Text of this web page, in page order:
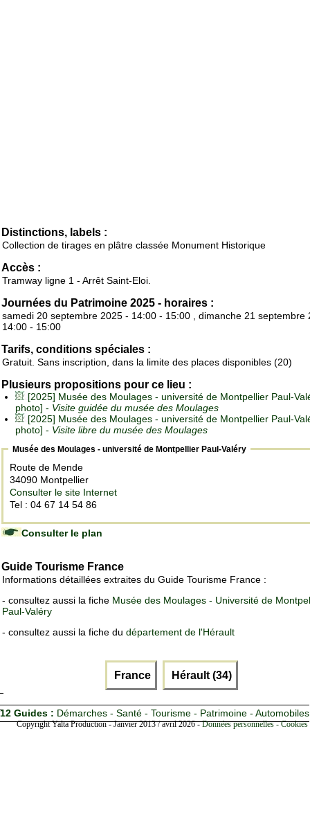
Distinctions, labels :
Collection de tirages en plâtre classée Monument Historique
Accès :
Tramway ligne 1 - Arrêt Saint-Eloi.
Journées du Patrimoine 2025 - horaires :
samedi 20 septembre 2025 - 14:00 - 15:00 , dimanche 21 septembre
14:00 - 15:00
Tarifs, conditions spéciales :
Gratuit. Sans inscription, dans la limite des places disponibles (20)
Plusieurs propositions pour ce lieu :
[2025] Musée des Moulages - université de Montpellier Paul-
photo] - Visite guidée du musée des Moulages
[2025] Musée des Moulages - université de Montpellier Paul-
photo] - Visite libre du musée des Moulages
Musée des Moulages - université de Montpellier Paul-Valéry
Route de Mende
34090 Montpellier
Consulter le site Internet
Tel : 04 67 14 54 86
Consulter le plan
Guide Tourisme France
Informations détaillées extraites du Guide Tourisme France :
- consultez aussi la fiche Musée des Moulages - Université de
Paul-Valéry
- consultez aussi la fiche du département de l'Hérault
France Hérault (34)
12 Guides : Démarches - Santé - Tourisme - Patrimoine - Automobiles
Copyright Yalta Production - Janvier 2013 / avril 2026 -Données personnelles -